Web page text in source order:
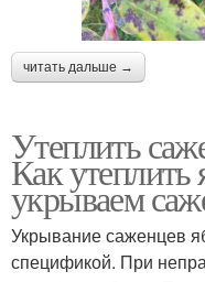
читать дальше →
Утеплить
Как
укрываем
Укрывание саженцев
спецификой. При